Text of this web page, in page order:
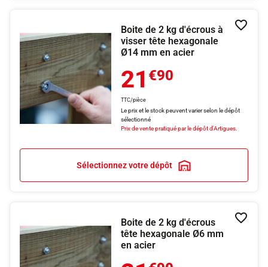
Boite de 2 kg d'écrous à
visser tête hexagonale
Ø14 mm en acier
21 €90
TTC/pièce
Le prix et le stock peuvent varier selon le dépôt
sélectionné
Prix de vente pratiqué par le dépôt d'Artigues.
Sélectionnez votre dépôt
Boite de 2 kg d'écrous
tête hexagonale Ø6 mm
en acier